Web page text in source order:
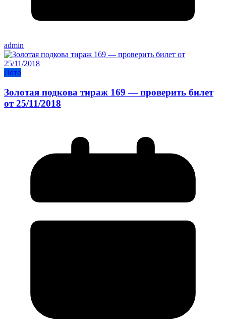
admin
Лото
Золотая подкова тираж 169 — проверить билет
от 25/11/2018